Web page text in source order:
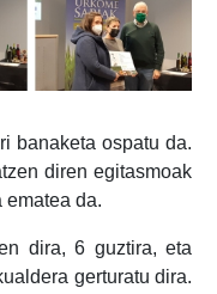
banaketa ospatu da.
diren egitasmoak
ematea da.
dira, 6 guztira, eta
gerturatu dira.